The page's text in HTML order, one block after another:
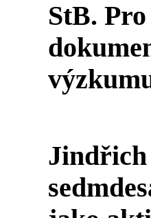
StB.
Jindřich